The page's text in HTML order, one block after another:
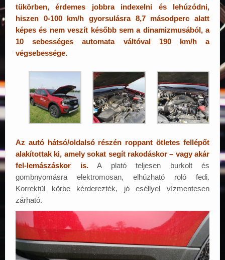
tükörben, érdemes jobbra indexelni és lehúzódni,
hiszen 0-100 km/h gyorsulásra 8,7 másodperc alatt
képes és nem veszít később sem a dinamizmusából, a
10 sebességes automata váltóval 190 km/h a
végsebessége.
Az autó hátsó/oldalsó részén roppant ötletes fellépőt
alakítottak ki, amely sokat segít rakodáskor – vagy akár
fel-lemászáskor is.A plató teljesen burkolt és
gombnyomásra elektromosan, elhúzható roló fedi.
Korrektül körbe kérderezték, jó eséllyel vízmentesen
zárható.